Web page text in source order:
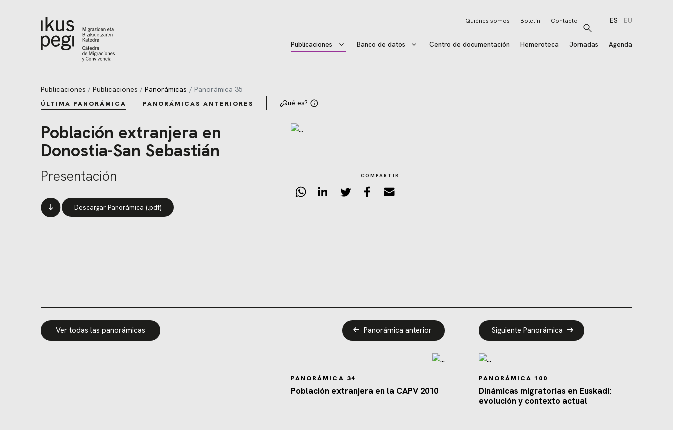
Ir directamente al contenido
Buscar
ES EU
Publicaciones Banco de datos Centro de documentación Hemeroteca Jornadas Agenda
Quiénes somos Boletín Contacto
Publicaciones Publicaciones Panorámicas Panorámica 35
ÚLTIMA PANORÁMICA PANORÁMICAS ANTERIORES ¿Qué es?
Población extranjera en
Donostia-San Sebastián
Presentación
Descargar Panorámica (.pdf)
COMPARTIR
Panorámica anterior
PANORÁMICA 34
Población extranjera en la CAPV 2010
Siguiente Panorámica
PANORÁMICA 100
Dinámicas migratorias en Euskadi:
evolución y contexto actual
Ver todas las panorámicas